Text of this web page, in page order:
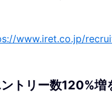
www.iret.co.jp/
トリー数120%